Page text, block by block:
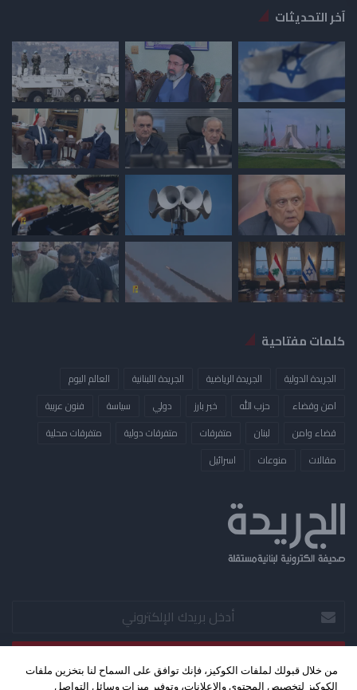
آخر التحديثات
كلمات مفتاحية
الجريدة الدولية الجريدة الرياضية الجريدة اللبنانية
العالم اليوم
امن وقضاء
حزب الله خبر بارز دولي سياسة
فنون عربية
قضاء وامن
لبنان متفرقات متفرقات دولية
متفرقات محلية
مقالات
منوعات ​اسرائيل
أدخل
بريدك
الإلكتروني
من خلال قبولك لملفات الكوكيز، فإنك توافق على السماح لنا بتخزين ملفات
الكوكيز لتخصيص المحتوى والإعلانات، وتوفير ميزات وسائل التواصل